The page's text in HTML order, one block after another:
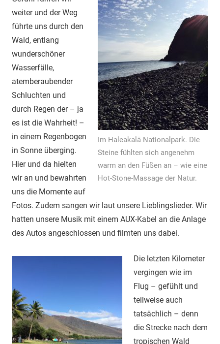
Im Haleakalā Nationalpark. Die
Steine fühlten sich angenehm
warm an den Füßen an – wie eine
Hot-Stone-Massage der Natur.
weiter und der Weg
führte uns durch den
Wald, entlang
wunderschöner
Wasserfälle,
atemberaubender
Schluchten und
durch Regen der – ja
es ist die Wahrheit! –
in einem Regenbogen
in Sonne überging.
Hier und da hielten
wir an und bewahrten
uns die Momente auf
Fotos. Zudem sangen wir laut unsere Lieblingslieder. Wir
hatten unsere Musik mit einem AUX-Kabel an die Anlage
des Autos angeschlossen und filmten uns dabei.
Die letzten Kilometer
vergingen wie im
Flug – gefühlt und
teilweise auch
tatsächlich – denn
die Strecke nach dem
tropischen Wald